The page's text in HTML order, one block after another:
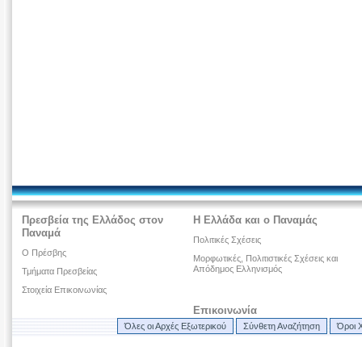
Πρεσβεία της Ελλάδος στον
Παναμά
Ο Πρέσβης
Τμήματα Πρεσβείας
Στοιχεία Επικοινωνίας
Η Ελλάδα και ο Παναμάς
Πολιτικές Σχέσεις
Μορφωτικές, Πολιτιστικές Σχέσεις και
Απόδημος Ελληνισμός
Επικοινωνία
Όλες οι Αρχές Εξωτερικού Σύνθετη Αναζήτηση Όροι